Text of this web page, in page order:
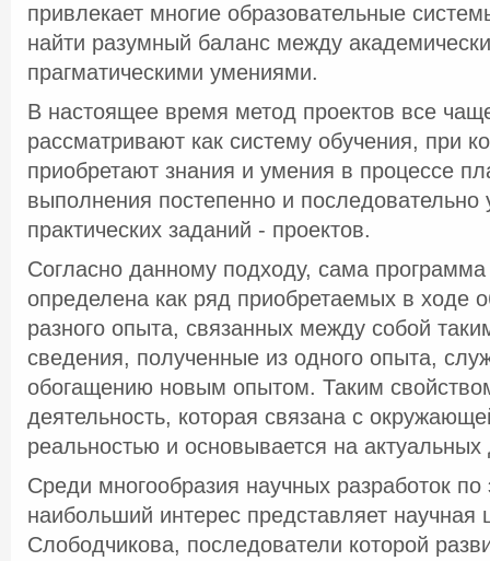
привлекает многие образовательные
найти разумный баланс между
прагматическими умениями.
В настоящее время метод проектов все
рассматривают как систему обучения, при
приобретают знания и умения в процессе
выполнения постепенно и
практических заданий - проектов.
Согласно данному подходу, сама
определена как ряд приобретаемых в ходе
разного опыта, связанных между собой
сведения, полученные из одного опыта,
обогащению новым опытом. Таким
деятельность, которая связана с
реальностью и основывается на актуальных
Среди многообразия научных разработок
наибольший интерес представляет
Слободчикова, последователи которой